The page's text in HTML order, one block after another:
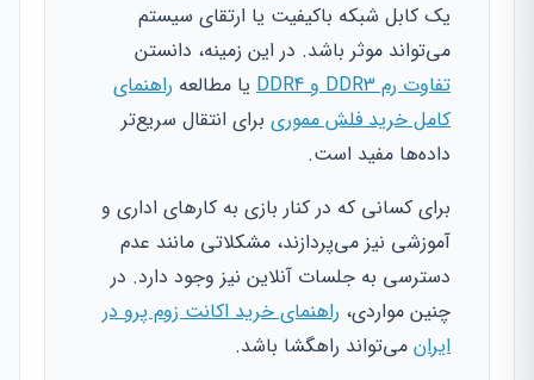
یک کابل شبکه باکیفیت یا ارتقای سیستم
می‌تواند موثر باشد. در این زمینه، دانستن
تفاوت رم DDR3 و DDR4
یا مطالعه راهنمای
کامل خرید فلش مموری برای انتقال سریع‌تر
داده‌ها مفید است.
برای کسانی که در کنار بازی به کارهای اداری و
آموزشی نیز می‌پردازند، مشکلاتی مانند عدم
دسترسی به جلسات آنلاین نیز وجود دارد. در
چنین مواردی، راهنمای خرید اکانت زوم پرو در
ایران می‌تواند راهگشا باشد.